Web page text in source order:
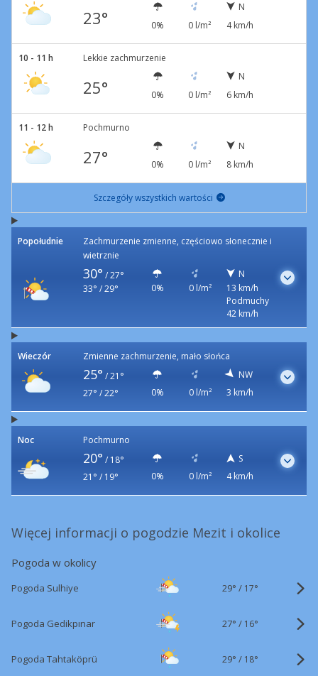
23° 0% 0 l/m²
N
4 km/h
10 - 11 h Lekkie zachmurzenie
25° 0% 0 l/m²
N
6 km/h
11 - 12 h Pochmurno
27° 0% 0 l/m²
N
8 km/h
Szczegóły wszystkich wartości
Popołudnie
Zachmurzenie zmienne, częściowo słonecznie i
wietrznie
30° / 27°
33° / 29°
0% 0 l/m²
N
13 km/h
Podmuchy
42 km/h
Wieczór Zmienne zachmurzenie, mało słońca
25° / 21°
27° / 22°
0% 0 l/m²
NW
3 km/h
Noc Pochmurno
20° / 18°
21° / 19°
0% 0 l/m²
S
4 km/h
Więcej informacji o pogodzie Mezit i okolice
Pogoda w okolicy
Pogoda Sulhiye 29° / 17°
Pogoda Gedikpınar 27° / 16°
Pogoda Tahtaköprü 29° / 18°